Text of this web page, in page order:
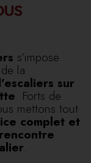
s’impose
de la
sur
. Forts de
mettons tout
complet et
.